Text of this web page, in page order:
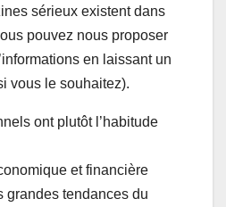
sérieux existent dans
pouvez nous proposer
en laissant un
vous le souhaitez).
ont plutôt l’habitude
et financière
grandes tendances du